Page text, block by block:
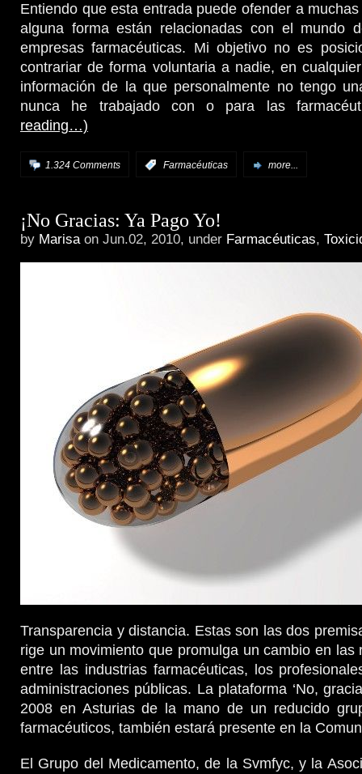
Entiendo que esta entrada puede ofender a
alguna forma están relacionadas con el mundo
empresas farmacéuticas. Mi objetivo no es
contrariar de forma voluntaria a nadie, en
información de la que personalmente no tengo
nunca he trabajado con o para las
reading…)
1.324 Comments Farmacéuticas more...
¡No Gracias: Ya Pago Yo!
by Marisaon Jun.02, 2010, under Farmacéuticas,
Transparencia y distancia. Estas son las dos
rige un movimiento que promulga un cambio en las
entre las industrias farmacéuticas, los
administraciones públicas. La plataforma ‘No,
2008 en Asturias de la mano de un reducido
farmacéuticos, también estará presente en la
El Grupo del Medicamento, de la Svmfyc, y la